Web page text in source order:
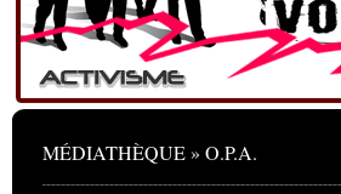
MÉDIATHÈQUE » O.P.A.